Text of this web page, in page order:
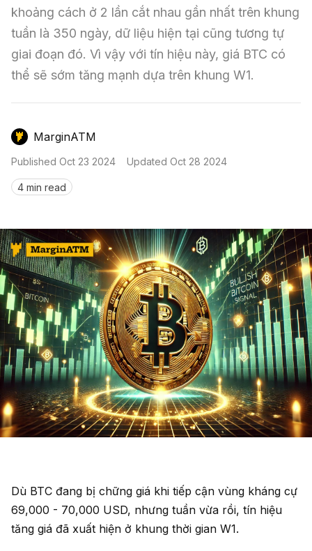
Kinh Nghiệm Đầu Tư
Sàn Giao Dịch
Công Cụ Đầu Tư
Mô Hình Biểu Đồ Giá
GameFi
Sign in
khoảng cách ở 2 lần cắt nhau gần nhất trên khung
tuần là 350 ngày, dữ liệu hiện tại cũng tương tự
giai đoạn đó. Vì vậy với tín hiệu này, giá BTC có
thể sẽ sớm tăng mạnh dựa trên khung W1.
MarginATM
Published Oct 23 2024 Updated Oct 28 2024
4 min read
Dù BTC đang bị chững giá khi tiếp cận vùng kháng cự
69,000 - 70,000 USD, nhưng tuần vừa rồi, tín hiệu
tăng giá đã xuất hiện ở khung thời gian W1.